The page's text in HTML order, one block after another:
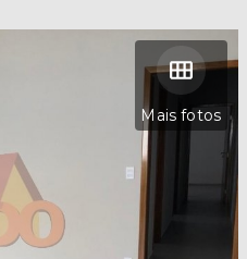
Mais fotos